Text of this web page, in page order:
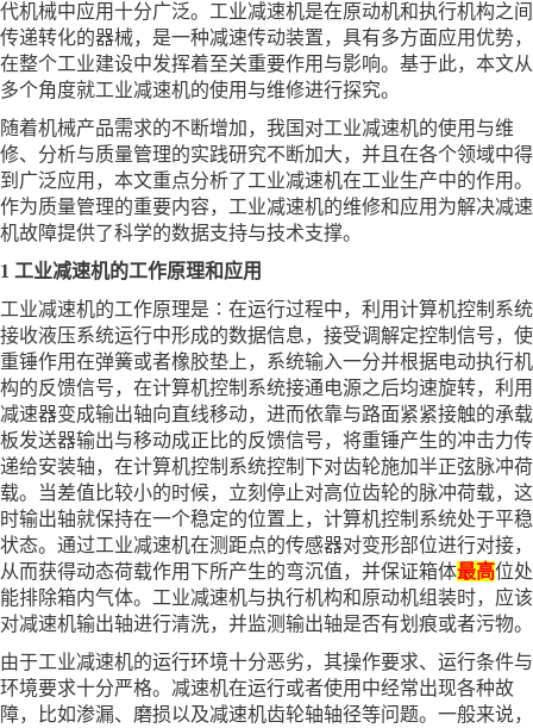
代机械中应用十分广泛。工业减速机是在原动机和执行机构之间
传递转化的器械，是一种减速传动装置，具有多方面应用优势，
在整个工业建设中发挥着至关重要作用与影响。基于此，本文从
多个角度就工业减速机的使用与维修进行探究。
随着机械产品需求的不断增加，我国对工业减速机的使用与维
修、分析与质量管理的实践研究不断加大，并且在各个领域中得
到广泛应用，本文重点分析了工业减速机在工业生产中的作用。
作为质量管理的重要内容，工业减速机的维修和应用为解决减速
机故障提供了科学的数据支持与技术支撑。
1 工业减速机的工作原理和应用
工业减速机的工作原理是∶在运行过程中，利用计算机控制系统
接收液压系统运行中形成的数据信息，接受调解定控制信号，使
重锤作用在弹簧或者橡胶垫上，系统输入一分并根据电动执行机
构的反馈信号，在计算机控制系统接通电源之后均速旋转，利用
减速器变成输出轴向直线移动，进而依靠与路面紧紧接触的承载
板发送器输出与移动成正比的反馈信号，将重锤产生的冲击力传
递给安装轴，在计算机控制系统控制下对齿轮施加半正弦脉冲荷
载。当差值比较小的时候，立刻停止对高位齿轮的脉冲荷载，这
时输出轴就保持在一个稳定的位置上，计算机控制系统处于平稳
状态。通过工业减速机在测距点的传感器对变形部位进行对接，
从而获得动态荷载作用下所产生的弯沉值，并保证箱体最高位处
能排除箱内气体。工业减速机与执行机构和原动机组装时，应该
对减速机输出轴进行清洗，并监测输出轴是否有划痕或者污物。
由于工业减速机的运行环境十分恶劣，其操作要求、运行条件与
环境要求十分严格。减速机在运行或者使用中经常出现各种故
障，比如渗漏、磨损以及减速机齿轮轴轴径等问题。一般来说，